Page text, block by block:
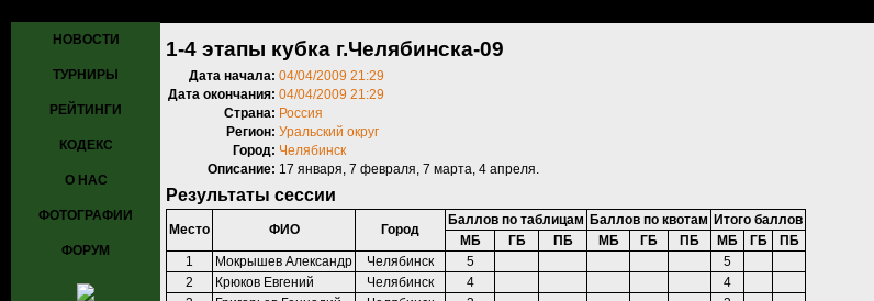
НОВОСТИ
ТУРНИРЫ
РЕЙТИНГИ
КОДЕКС
О НАС
ФОТОГРАФИИ
ФОРУМ
1-4 этапы кубка г.Челябинска-09
Дата начала: 04/04/2009 21:29
Дата окончания: 04/04/2009 21:29
Страна: Россия
Регион: Уральский округ
Город: Челябинск
Описание: 17 января, 7 февраля, 7 марта, 4 апреля.
Результаты сессии
Место ФИО Город
Баллов по таблицам Баллов по квотам Итого баллов
МБ
ГБ ПБ МБ ГБ ПБ МБ ГБ
ПБ
1
Мокрышев Александр Челябинск 5
5
2
Крюков Евгений Челябинск 4
4